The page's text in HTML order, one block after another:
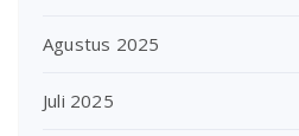
Agustus 2025
Juli 2025